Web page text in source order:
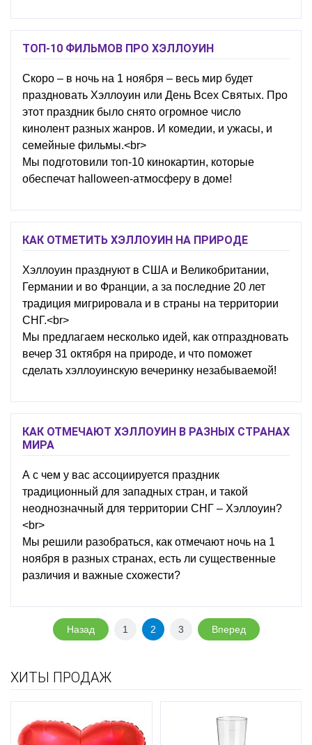
ТОП-10 ФИЛЬМОВ ПРО ХЭЛЛОУИН
Скоро – в ночь на 1 ноября – весь мир будет
праздновать Хэллоуин или День Всех Святых. Про
этот праздник было снято огромное число
кинолент разных жанров. И комедии, и ужасы, и
семейные фильмы.<br>
Мы подготовили топ-10 кинокартин, которые
обеспечат halloween-атмосферу в доме!
КАК ОТМЕТИТЬ ХЭЛЛОУИН НА ПРИРОДЕ
Хэллоуин празднуют в США и Великобритании,
Германии и во Франции, а за последние 20 лет
традиция мигрировала и в страны на территории
СНГ.<br>
Мы предлагаем несколько идей, как отпраздновать
вечер 31 октября на природе, и что поможет
сделать хэллоуинскую вечеринку незабываемой!
КАК ОТМЕЧАЮТ ХЭЛЛОУИН В РАЗНЫХ СТРАНАХ
МИРА
А с чем у вас ассоциируется праздник
традиционный для западных стран, и такой
неоднозначный для территории СНГ – Хэллоуин?
<br>
Мы решили разобраться, как отмечают ночь на 1
ноября в разных странах, есть ли существенные
различия и важные схожести?
Назад 1 2 3 Вперед
ХИТЫ ПРОДАЖ